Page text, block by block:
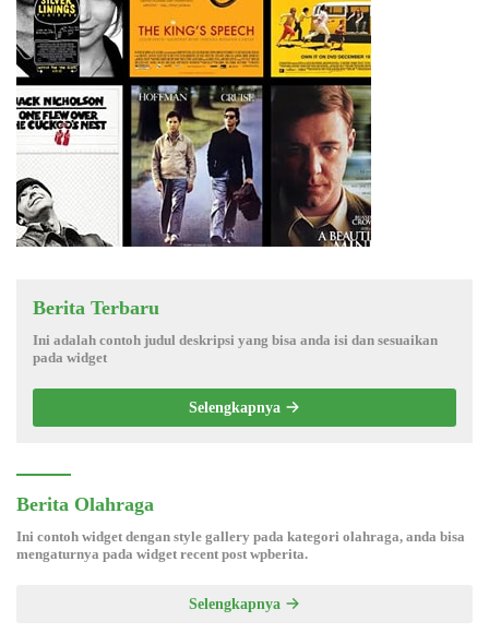
Berita Terbaru
Ini adalah contoh judul deskripsi yang bisa anda isi dan sesuaikan
pada widget
Selengkapnya
Berita Olahraga
Ini contoh widget dengan style gallery pada kategori olahraga, anda bisa
mengaturnya pada widget recent post wpberita.
Selengkapnya